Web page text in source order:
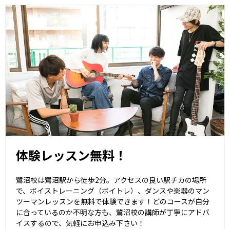
体験レッスン無料！
鷺沼校は鷺沼駅から徒歩2分。アクセスの良い駅チカの場所
で、ボイストレーニング（ボイトレ）、ダンスや楽器のマン
ツーマンレッスンを無料で体験できます！どのコースが自分
に合っているのか不明な方も、鷺沼校の講師が丁寧にアドバ
イスするので、気軽にお申込み下さい！